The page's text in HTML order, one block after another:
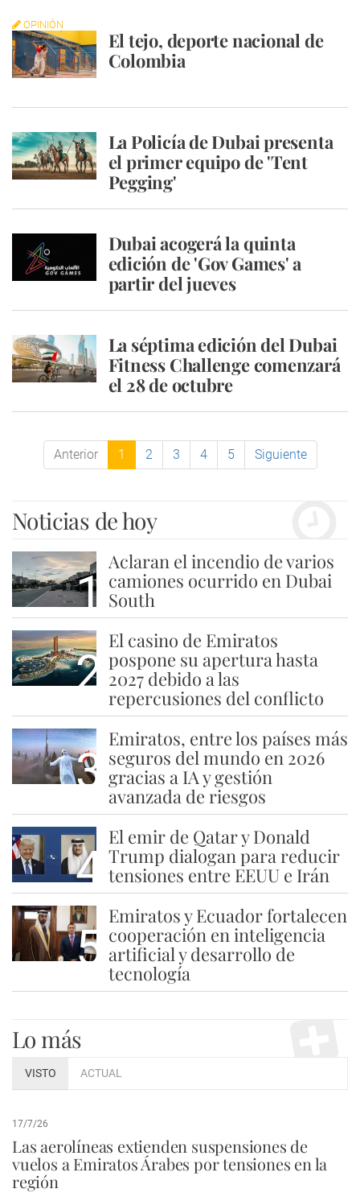
OPINIÓN
El tejo, deporte nacional de
Colombia
La Policía de Dubai presenta
el primer equipo de 'Tent
Pegging'
Dubai acogerá la quinta
edición de 'Gov Games' a
partir del jueves
La séptima edición del Dubai
Fitness Challenge comenzará
el 28 de octubre
Anterior 1 2 3 4 5 Siguiente
Noticias de hoy
1
Aclaran el incendio de varios
camiones ocurrido en Dubai
South
2
El casino de Emiratos
pospone su apertura hasta
2027 debido a las
repercusiones del conflicto
3
Emiratos, entre los países más
seguros del mundo en 2026
gracias a IA y gestión
avanzada de riesgos
4
El emir de Qatar y Donald
Trump dialogan para reducir
tensiones entre EEUU e Irán
5
Emiratos y Ecuador fortalecen
cooperación en inteligencia
artificial y desarrollo de
tecnología
Lo más
VISTO ACTUAL
17/7/26
Las aerolíneas extienden suspensiones de
vuelos a Emiratos Árabes por tensiones en la
región